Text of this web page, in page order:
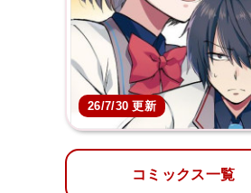
26/7/30 更新
コミックス一覧